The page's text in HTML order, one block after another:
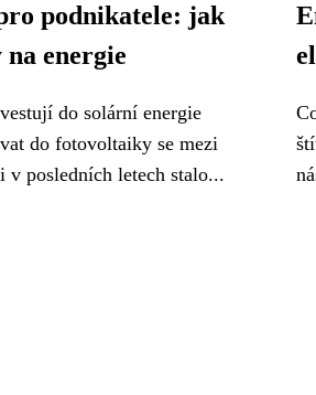
podnikatele: jak
energie
do solární energie
do fotovoltaiky se mezi
v posledních letech stalo...